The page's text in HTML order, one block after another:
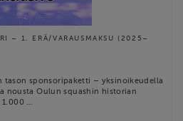
– 1. ERÄ/VARAUSMAKSU (2025–
tason sponsoripaketti – yksinoikeudella
nousta Oulun squashin historian
1.000 …